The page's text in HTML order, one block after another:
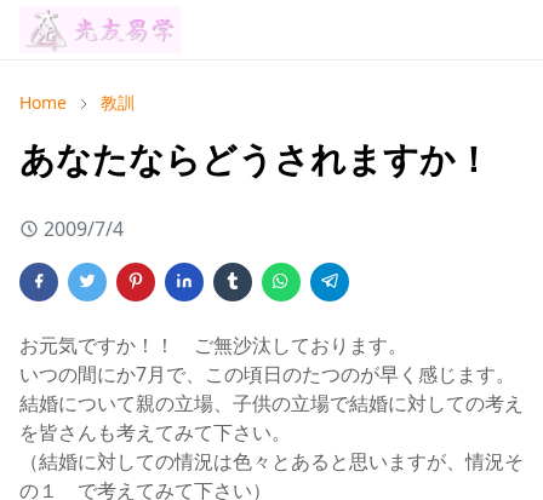
Home 教訓
あなたならどうされますか！
2009/7/4
お元気ですか！！ ご無沙汰しております。
いつの間にか7月で、この頃日のたつのが早く感じます。
結婚について親の立場、子供の立場で結婚に対しての考え
を皆さんも考えてみて下さい。
（結婚に対しての情況は色々とあると思いますが、情況そ
の１ で考えてみて下さい）